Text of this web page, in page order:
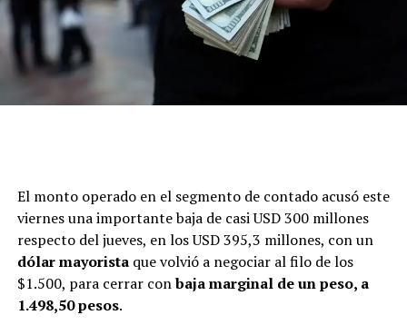
El monto operado en el segmento de contado acusó este
viernes una importante baja de casi USD 300 millones
respecto del jueves, en los USD 395,3 millones, con un
dólar mayorista que volvió a negociar al filo de los
$1.500, para cerrar conbaja marginal de un peso, a
1.498,50 pesos.